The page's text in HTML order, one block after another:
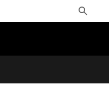
Toggle
Search